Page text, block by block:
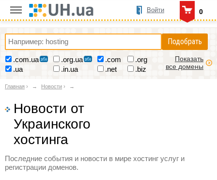
0
Войти
Подобрать
.com.ua .org.ua .com
.org
.ua
.in.ua .net .biz
Показать
все домены
Главная › Новости ›
Новости от
Украинского
хостинга
Последние события и новости в мире хостинг услуг и
регистрации доменов.